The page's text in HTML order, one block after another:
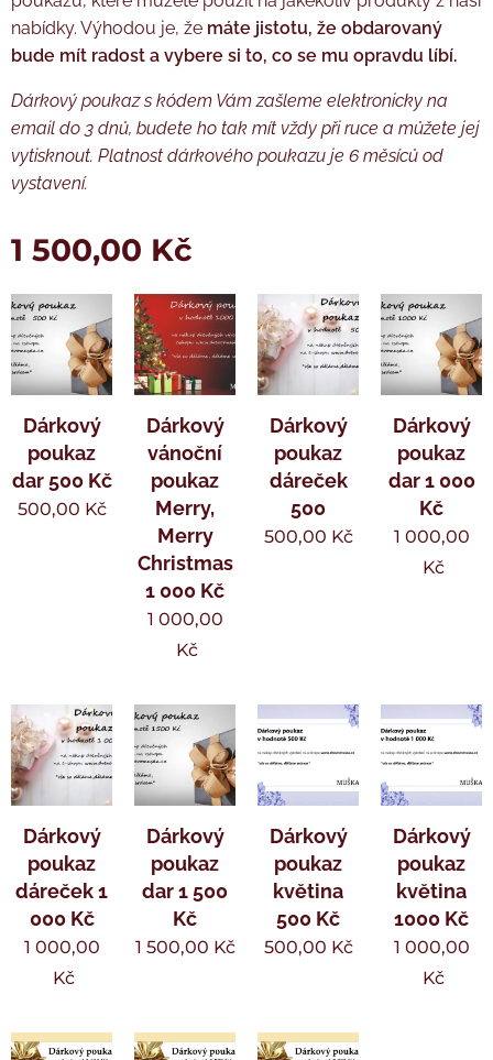
nabídky. Výhodou je, že máte jistotu, že obdarovaný
bude mít radost a vybere si to, co se mu opravdu líbí.
Dárkový poukaz s kódem Vám zašleme elektronicky na
email do 3 dnů, budete ho tak mít vždy při ruce a můžete jej
vytisknout. Platnost dárkového poukazu je 6 měsíců od
vystavení.
1 500,00 Kč
Dárkový
poukaz
dar 500 Kč
500,00 Kč
Dárkový
vánoční
poukaz
Merry,
Merry
Christmas
1 000 Kč
1 000,00
Kč
Dárkový
poukaz
dáreček
500
500,00 Kč
Dárkový
poukaz
dar 1 000
Kč
1 000,00
Kč
Dárkový
poukaz
dáreček 1
000 Kč
1 000,00
Kč
Dárkový
poukaz
dar 1 500
Kč
1 500,00 Kč
Dárkový
poukaz
květina
500 Kč
500,00 Kč
Dárkový
poukaz
květina
1000 Kč
1 000,00
Kč